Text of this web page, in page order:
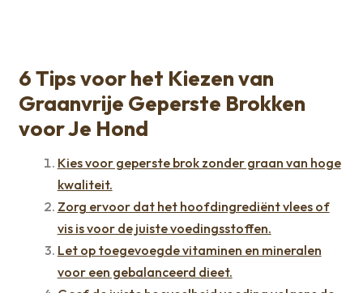
6 Tips voor het Kiezen van
Graanvrije Geperste Brokken
voor Je Hond
Kies voor geperste brok zonder graan van hoge
kwaliteit.
Zorg ervoor dat het hoofdingrediënt vlees of
vis is voor de juiste voedingsstoffen.
Let op toegevoegde vitaminen en mineralen
voor een gebalanceerd dieet.